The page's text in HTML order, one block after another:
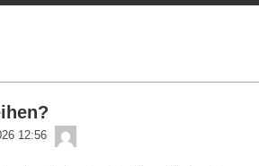
12:56